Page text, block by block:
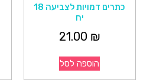
כתרים דמויות לצביעה 18
יח
21.00 ₪
הוספה לסל